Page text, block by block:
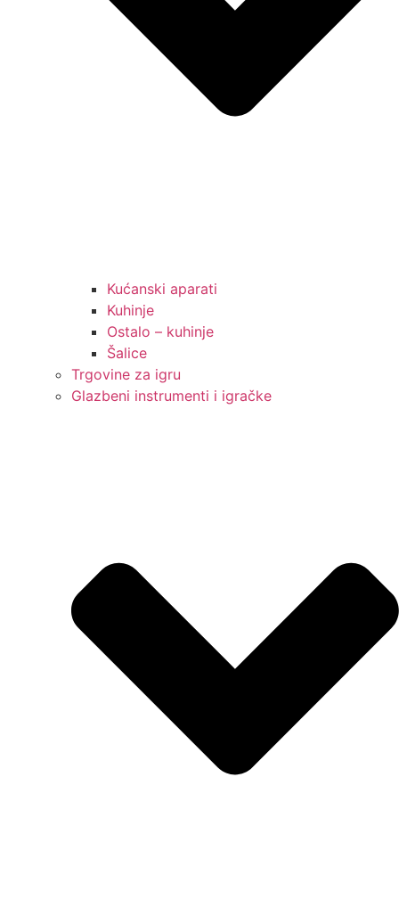
Kućanski aparati
Kuhinje
Ostalo – kuhinje
Šalice
Trgovine za igru
Glazbeni instrumenti i igračke